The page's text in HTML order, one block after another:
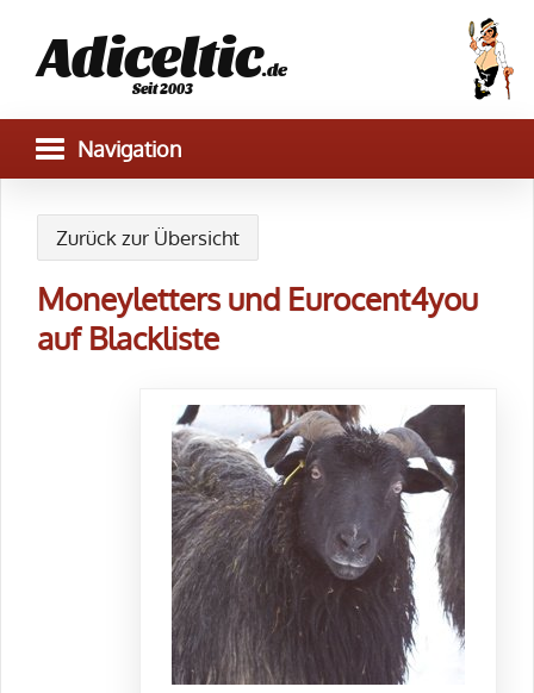
Adiceltic.de
Seit 2003
Zurück zur Übersicht
Moneyletters und Eurocent4you
auf Blackliste